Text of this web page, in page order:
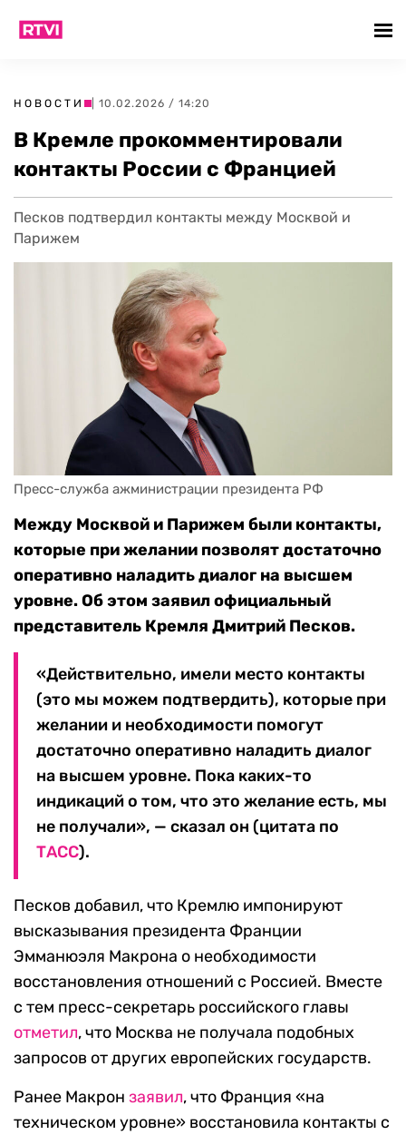
НОВОСТИ | 10.02.2026 / 14:20
В Кремле прокомментировали
контакты России с Францией
Песков подтвердил контакты между Москвой и
Парижем
Пресс-служба ажминистрации президента РФ
Между Москвой и Парижем были контакты,
которые при желании позволят достаточно
оперативно наладить диалог на высшем
уровне. Об этом заявил официальный
представитель Кремля Дмитрий Песков.
«Действительно, имели место контакты
(это мы можем подтвердить), которые при
желании и необходимости помогут
достаточно оперативно наладить диалог
на высшем уровне. Пока каких-то
индикаций о том, что это желание есть, мы
не получали», — сказал он (цитата по
ТАСС).
Песков добавил, что Кремлю импонируют
высказывания президента Франции
Эмманюэля Макрона о необходимости
восстановления отношений с Россией. Вместе
с тем пресс-секретарь российского главы
отметил, что Москва не получала подобных
запросов от других европейских государств.
Ранее Макрон заявил, что Франция «на
техническом уровне» восстановила контакты с